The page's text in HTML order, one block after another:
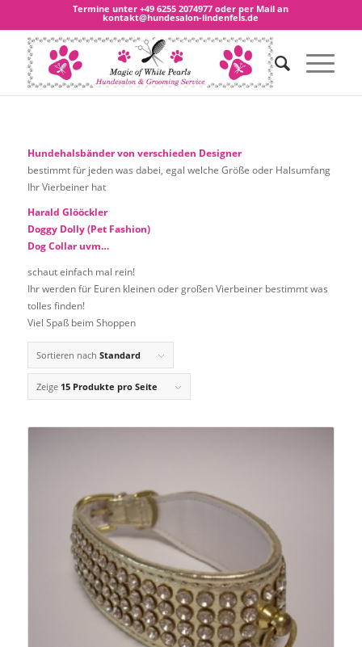
Termine unter+49 6255 2074977 oder per Mail an
kontakt@hundesalon-lindenfels.de
Hundehalsbänder von verschieden Designer
bestimmt für jeden was dabei, egal welche Größe oder Halsumfang
Ihr Vierbeiner hat
Harald Glööckler
Doggy Dolly (Pet Fashion)
Dog Collar uvm…
schaut einfach mal rein!
Ihr werden für Euren kleinen oder großen Vierbeiner bestimmt was
tolles finden!
Viel Spaß beim Shoppen
Sortieren nach Standard
Zeige 15 Produkte pro Seite